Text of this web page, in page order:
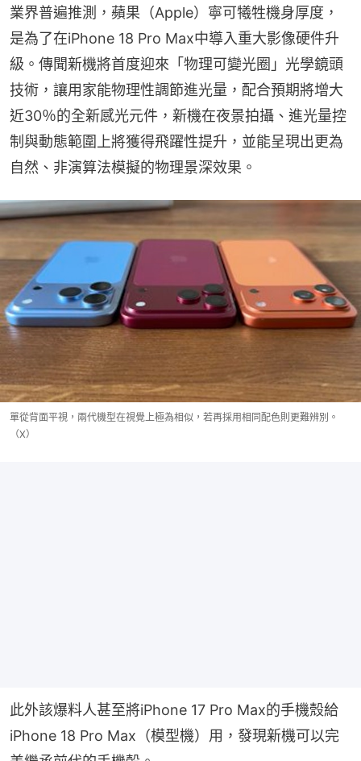
業界普遍推測，蘋果（Apple）寧可犧牲機身厚度，
是為了在iPhone 18 Pro Max中導入重大影像硬件升
級。傳聞新機將首度迎來「物理可變光圈」光學鏡頭
技術，讓用家能物理性調節進光量，配合預期將增大
近30％的全新感光元件，新機在夜景拍攝、進光量控
制與動態範圍上將獲得飛躍性提升，並能呈現出更為
自然、非演算法模擬的物理景深效果。
單從背面平視，兩代機型在視覺上極為相似，若再採用相同配色則更難辨別。
（X）
此外該爆料人甚至將iPhone 17 Pro Max的手機殼給
iPhone 18 Pro Max（模型機）用，發現新機可以完